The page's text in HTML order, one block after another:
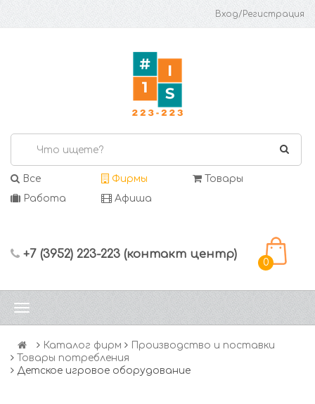
Вход/Регистрация
Все Фирмы
Товары
Работа
Афиша
+7 (3952) 223-223 (контакт центр)
0
Каталог фирм
Производство и поставки
Товары потребления
Детское игровое оборудование